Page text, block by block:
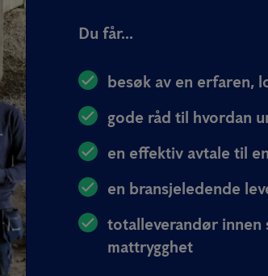
Du får...
besøk av en erfaren,
gode råd til hvordan
en effektiv avtale til
en bransjeledende
totalleverandør
mattrygghet